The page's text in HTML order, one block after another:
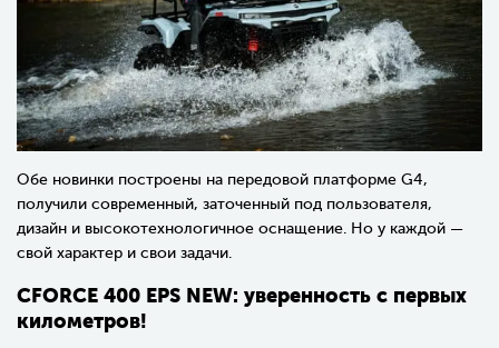
Обе новинки построены на передовой платформе G4,
получили современный, заточенный под пользователя,
дизайн и высокотехнологичное оснащение. Но у каждой —
свой характер и свои задачи.
CFORCE 400 EPS NEW: уверенность с первых
километров!